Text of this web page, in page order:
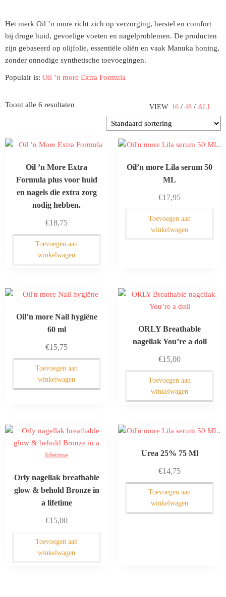
Het merk Oil ’n more richt zich op verzorging, herstel en comfort
bij droge huid, gevoelige voeten en nagelproblemen. De producten
zijn gebaseerd op olijfolie, essentiële oliën en vaak Manuka honing,
zonder onnodige synthetische toevoegingen.
Populair is: Oil ’n more Extra Formula
VIEW: 16 / 48 / ALL
Toont alle 6 resultaten
Oil ’n More Extra
Formula plus voor huid
en nagels die extra zorg
nodig hebben.
€18,75
Toevoegen aan
winkelwagen
Oil’n more Lila serum 50
ML
€17,95
Toevoegen aan
winkelwagen
Oil’n more Nail hygiëne
60 ml
€15,75
Toevoegen aan
winkelwagen
ORLY Breathable
nagellak You’re a doll
€15,00
Toevoegen aan
winkelwagen
Orly nagellak breathable
glow & behold Bronze in
a lifetime
€15,00
Toevoegen aan
winkelwagen
Urea 25% 75 Ml
€14,75
Toevoegen aan
winkelwagen